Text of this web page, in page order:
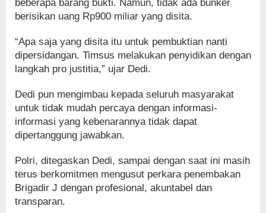
beberapa barang bukti. Namun, tidak ada bunker
berisikan uang Rp900 miliar yang disita.
“Apa saja yang disita itu untuk pembuktian nanti
dipersidangan. Timsus melakukan penyidikan dengan
langkah pro justitia,” ujar Dedi.
Dedi pun mengimbau kepada seluruh masyarakat
untuk tidak mudah percaya dengan informasi-
informasi yang kebenarannya tidak dapat
dipertanggung jawabkan.
Polri, ditegaskan Dedi, sampai dengan saat ini masih
terus berkomitmen mengusut perkara penembakan
Brigadir J dengan profesional, akuntabel dan
transparan.